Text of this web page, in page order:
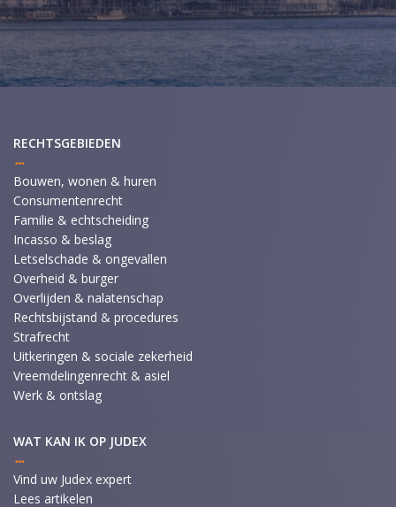
RECHTSGEBIEDEN
Bouwen, wonen & huren
Consumentenrecht
Familie & echtscheiding
Incasso & beslag
Letselschade & ongevallen
Overheid & burger
Overlijden & nalatenschap
Rechtsbijstand & procedures
Strafrecht
Uitkeringen & sociale zekerheid
Vreemdelingenrecht & asiel
Werk & ontslag
WAT KAN IK OP JUDEX
Vind uw Judex expert
Lees artikelen